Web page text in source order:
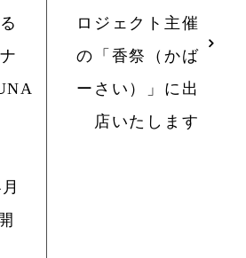
ロジェクト主催
の「香祭（かば
ーさい）」に出
店いたします